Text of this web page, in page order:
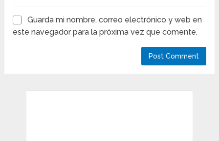
Guarda mi nombre, correo electrónico y web en
este navegador para la próxima vez que comente.